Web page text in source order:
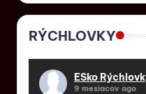
RÝCHLOVKY
ESko
9 mesiacov ago